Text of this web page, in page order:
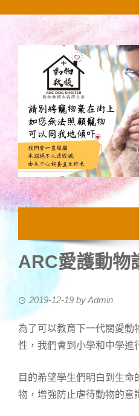
ARC愛護動物
2019-12-19 byAdmin
為了可以教育下一代關愛動
性，我們會到小學和中學進
目的希望學生們明白到生命
物，增強防止虐待動物的意